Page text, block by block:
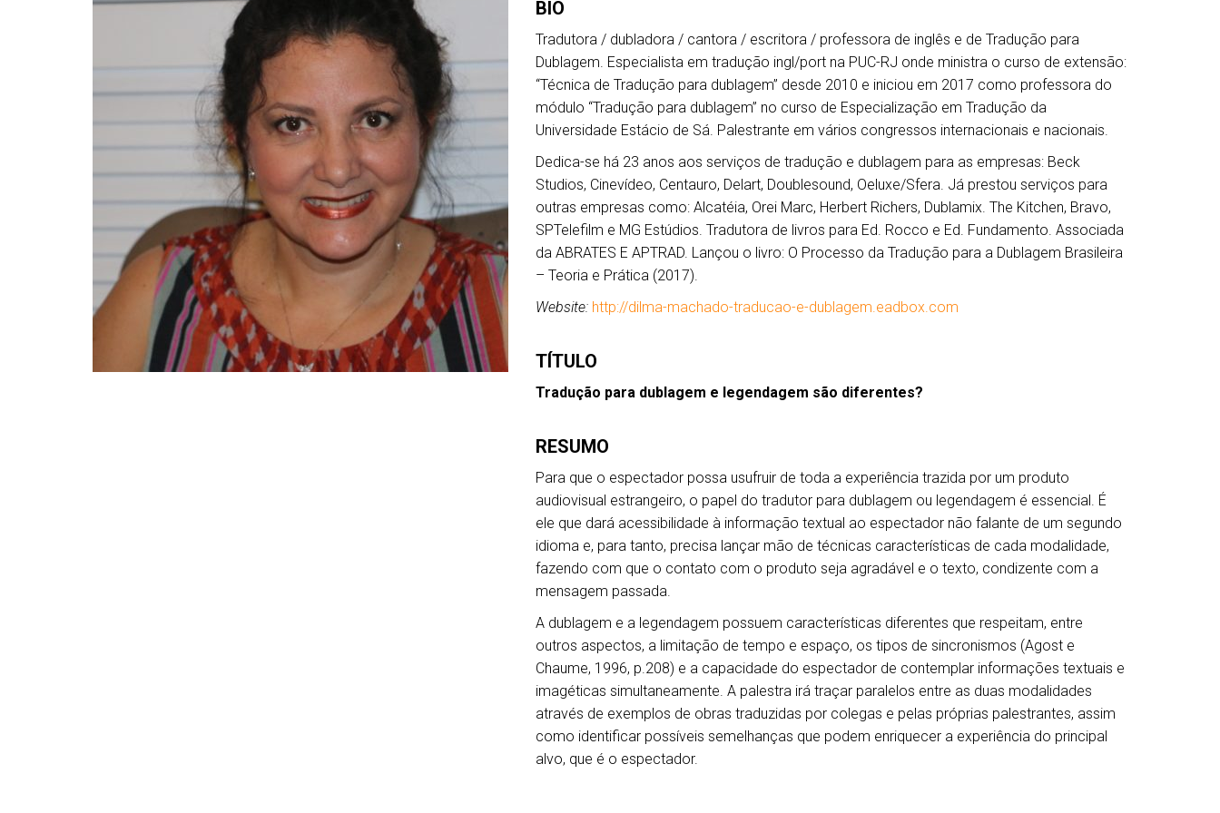
BIO
Tradutora / dubladora / cantora / escritora / professora de inglês e de Tradução para
Dublagem. Especialista em tradução ingl/port na PUC-RJ onde ministra o curso de extensão:
“Técnica de Tradução para dublagem” desde 2010 e iniciou em 2017 como professora do
módulo “Tradução para dublagem” no curso de Especialização em Tradução da
Universidade Estácio de Sá. Palestrante em vários congressos internacionais e nacionais.
Dedica-se há 23 anos aos serviços de tradução e dublagem para as empresas: Beck
Studios, Cinevídeo, Centauro, Delart, Doublesound, Oeluxe/Sfera. Já prestou serviços para
outras empresas como: Alcatéia, Orei Marc, Herbert Richers, Dublamix. The Kitchen, Bravo,
SPTelefilm e MG Estúdios. Tradutora de livros para Ed. Rocco e Ed. Fundamento. Associada
da ABRATES E APTRAD. Lançou o livro: O Processo da Tradução para a Dublagem Brasileira
– Teoria e Prática (2017).
Website: http://dilma-machado-traducao-e-dublagem.eadbox.com
TÍTULO
Tradução para dublagem e legendagem são diferentes?
RESUMO
Para que o espectador possa usufruir de toda a experiência trazida por um produto
audiovisual estrangeiro, o papel do tradutor para dublagem ou legendagem é essencial. É
ele que dará acessibilidade à informação textual ao espectador não falante de um segundo
idioma e, para tanto, precisa lançar mão de técnicas características de cada modalidade,
fazendo com que o contato com o produto seja agradável e o texto, condizente com a
mensagem passada.
A dublagem e a legendagem possuem características diferentes que respeitam, entre
outros aspectos, a limitação de tempo e espaço, os tipos de sincronismos (Agost e
Chaume, 1996, p.208) e a capacidade do espectador de contemplar informações textuais e
imagéticas simultaneamente. A palestra irá traçar paralelos entre as duas modalidades
através de exemplos de obras traduzidas por colegas e pelas próprias palestrantes, assim
como identificar possíveis semelhanças que podem enriquecer a experiência do principal
alvo, que é o espectador.